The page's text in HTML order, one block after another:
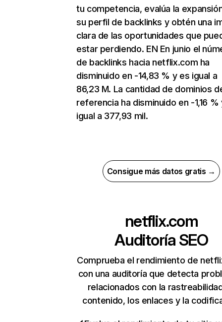
tu competencia, evalúa la
su perfil de backlinks y obtén una
clara de las oportunidades que
estar perdiendo. EN En junio el
de backlinks hacia netflix.com ha
disminuido en -14,83 % y es igual a
86,23 M. La cantidad de dominios
referencia ha disminuido en -1,16 %
igual a 377,93 mil.
Consigue más datos gratis →
netflix.com
Auditoría SEO
Comprueba el rendimiento de
con una auditoría que detecta
relacionados con la
contenido, los enlaces y la